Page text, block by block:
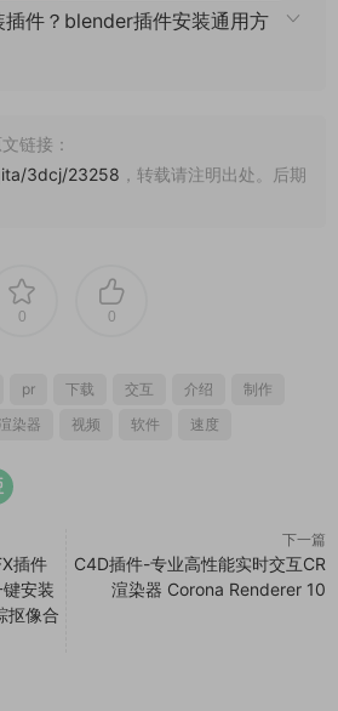
件？blender插件安装通用方
链接：
3dcj/23258 ，转载请注明出处。后期
0 0
pr 下载 交互 介绍
制作
染器 视频 软件 速度
插件
安装
抠像合
下一篇
C4D插件-专业高性能实时交互CR
渲染器 Corona Renderer 10